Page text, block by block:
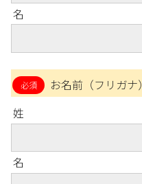
名
お名前（フリガナ）
姓
名